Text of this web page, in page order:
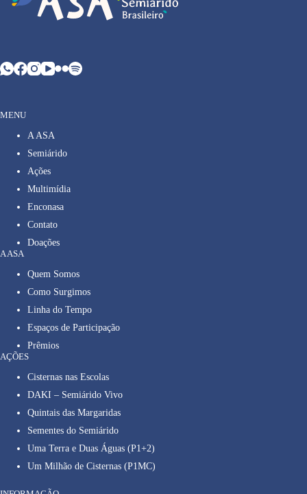
MENU
A ASA
Semiárido
Ações
Multimídia
Enconasa
Contato
Doações
A ASA
Quem Somos
Como Surgimos
Linha do Tempo
Espaços de Participação
Prêmios
AÇÕES
Cisternas nas Escolas
DAKI – Semiárido Vivo
Quintais das Margaridas
Sementes do Semiárido
Uma Terra e Duas Águas (P1+2)
Um Milhão de Cisternas (P1MC)